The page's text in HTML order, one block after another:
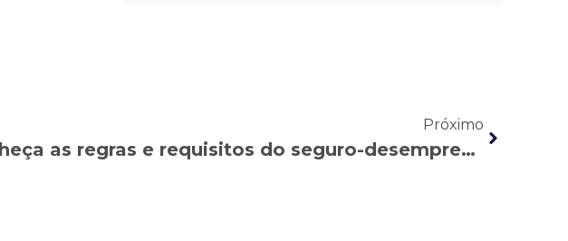
Próximo
Conheça as regras e requisitos do seguro-desemprego